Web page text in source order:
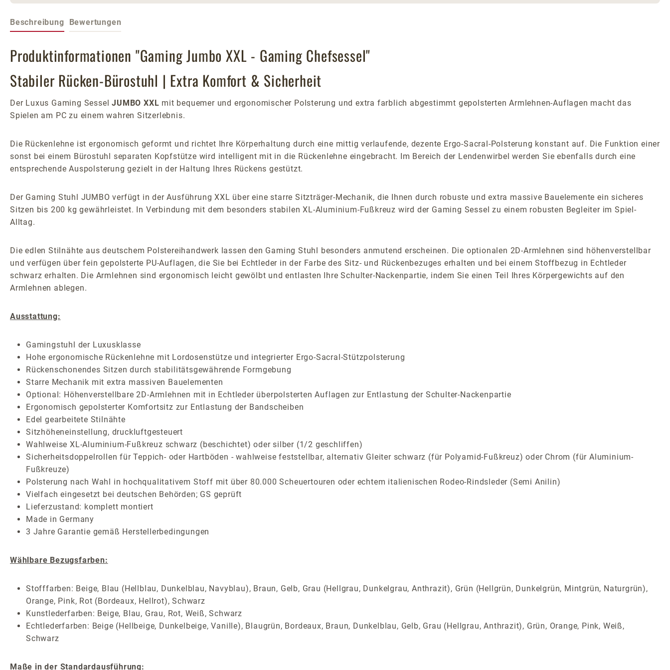
Beschreibung Bewertungen
Produktinformationen "Gaming Jumbo XXL - Gaming Chefsessel"
Stabiler Rücken-Bürostuhl | Extra Komfort & Sicherheit
Der Luxus Gaming SesselJUMBO XXL mit bequemer und ergonomischer Polsterung und extra farblich abgestimmt gepolsterten Armlehnen-Auflagen macht das
Spielen am PC zu einem wahren Sitzerlebnis.
Die Rückenlehne ist ergonomisch geformt und richtet Ihre Körperhaltung durch eine mittig verlaufende, dezente Ergo-Sacral-Polsterung konstant auf. Die Funktion einer
sonst bei einem Bürostuhl separaten Kopfstütze wird intelligent mit in die Rückenlehne eingebracht. Im Bereich der Lendenwirbel werden Sie ebenfalls durch eine
entsprechende Auspolsterung gezielt in der Haltung Ihres Rückens gestützt.
Der Gaming Stuhl JUMBO verfügt in der Ausführung XXL über eine starre Sitzträger-Mechanik, die Ihnen durch robuste und extra massive Bauelemente ein sicheres
Sitzen bis 200 kg gewährleistet. In Verbindung mit dem besonders stabilen XL-Aluminium-Fußkreuz wird der Gaming Sessel zu einem robusten Begleiter im Spiel-
Alltag.
Die edlen Stilnähte aus deutschem Polstereihandwerk lassen den Gaming Stuhl besonders anmutend erscheinen. Die optionalen 2D-Armlehnen sind höhenverstellbar
und verfügen über fein gepolsterte PU-Auflagen, die Sie bei Echtleder in der Farbe des Sitz- und Rückenbezuges erhalten und bei einem Stoffbezug in Echtleder
schwarz erhalten. Die Armlehnen sind ergonomisch leicht gewölbt und entlasten Ihre Schulter-Nackenpartie, indem Sie einen Teil Ihres Körpergewichts auf den
Armlehnen ablegen.
Ausstattung:
Gamingstuhl der Luxusklasse
Hohe ergonomische Rückenlehne mit Lordosenstütze und integrierter Ergo-Sacral-Stützpolsterung
Rückenschonendes Sitzen durch stabilitätsgewährende Formgebung
Starre Mechanik mit extra massiven Bauelementen
Optional: Höhenverstellbare 2D-Armlehnen mit in Echtleder überpolsterten Auflagen zur Entlastung der Schulter-Nackenpartie
Ergonomisch gepolsterter Komfortsitz zur Entlastung der Bandscheiben
Edel gearbeitete Stilnähte
Sitzhöheneinstellung, druckluftgesteuert
Wahlweise XL-Aluminium-Fußkreuz schwarz (beschichtet) oder silber (1/2 geschliffen)
Sicherheitsdoppelrollen für Teppich- oder Hartböden - wahlweise feststellbar, alternativ Gleiter schwarz (für Polyamid-Fußkreuz) oder Chrom (für Aluminium-
Fußkreuze)
Polsterung nach Wahl in hochqualitativem Stoff mit über 80.000 Scheuertouren oder echtem italienischen Rodeo-Rindsleder (Semi Anilin)
Vielfach eingesetzt bei deutschen Behörden; GS geprüft
Lieferzustand: komplett montiert
Made in Germany
3 Jahre Garantie gemäß Herstellerbedingungen
Wählbare Bezugsfarben:
Stofffarben: Beige, Blau (Hellblau, Dunkelblau, Navyblau), Braun, Gelb, Grau (Hellgrau, Dunkelgrau, Anthrazit), Grün (Hellgrün, Dunkelgrün, Mintgrün, Naturgrün),
Orange, Pink, Rot (Bordeaux, Hellrot), Schwarz
Kunstlederfarben: Beige, Blau, Grau, Rot, Weiß, Schwarz
Echtlederfarben: Beige (Hellbeige, Dunkelbeige, Vanille), Blaugrün, Bordeaux, Braun, Dunkelblau, Gelb, Grau (Hellgrau, Anthrazit), Grün, Orange, Pink, Weiß,
Schwarz
Maße in der Standardausführung: